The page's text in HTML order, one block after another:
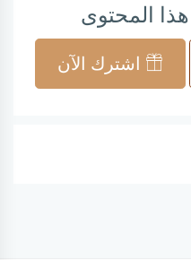
المحتوى
اشترك الآن